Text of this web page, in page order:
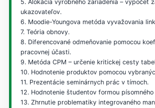
5. Alokácia výrobného zariadenia – výpočet
ukazovateľov.
6. Moodie-Youngova metóda vyvažovania
7. Teória obnovy.
8. Diferencované odmeňovanie pomocou
pracovnej účasti.
9. Metóda CPM – určenie kritickej cesty
10. Hodnotenie produktov pomocou
11. Prezentácie seminárnych prác v tímoch.
12. Hodnotenie študentov formou
13. Zhrnutie problematiky integrovaného